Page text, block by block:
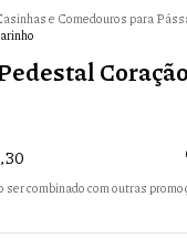
e Comedouros para
ser combinado com outras